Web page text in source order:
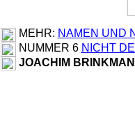
MEHR: NAMEN UND
NUMMER 6 NICHT
JOACHIM